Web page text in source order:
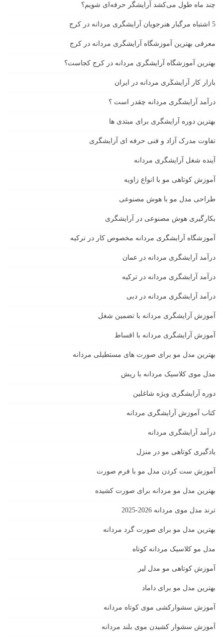
چند ماه طول می‌کشد آرایشگر حرفه‌ای شویم؟
5 اشتباه مرگبار هنرجویان آرایشگری مردانه در کرج
معرفی بهترین آموزشگاه آرایشگری مردانه در کرج
بهترین آموزشگاه آرایشگری مردانه در کرج کجاست؟
بازار كار آرايشكَرى مردانه در ايران
درآمد آرایشگری مردانه چقدر است ؟
بهترین دوره آرایشگری برای مبتدی ها
تفاوت مدرک آزاد و فنی حرفه ای آرایشگری
آینده شغل آرایشگری مردانه
آموزش کوتاهی مو با انواع زاویه
طراحی مدل مو با هوش مصنوعی
بکارگیری هوش مصنوعی در آرایشگری
آموزشگاه آرایشگری مردانه مخصوص کار در ترکیه
درآمد آرایشگری مردانه در عمان
درآمد آرایشگری مردانه در ترکیه
درآمد آرایشگری مردانه در دبی
آموزش آرایشگری مردانه با تضمین شغل
آموزش آرایشگری مردانه با اقساط
بهترین مدل مو برای صورت های مستطیلی مردانه
مدل موی کلاسیک مردانه با ریش
دوره آرایشگری ویژه شاغلین
کتاب آموزش آرایشگری مردانه
درآمد آرایشگری مردانه
یادگیری كوتاهى مو در منزل
آموزش ست كردن مدل مو با فرم صورت
بهترین مدل مو مردانه برای صورت کشیده
ترند مدل موی مردانه 2026-2025
بهترين مدل مو براى صورت گرد مردانه
مدل مو کلاسیک مردانه کوتاه
آموزش کوتاهی مو مدل لیر
بهترین مدل مو برای داماد
آموزش سشوارکشی موی کوتاه مردانه
آموزش سشوار کشیدن موی بلند مردانه